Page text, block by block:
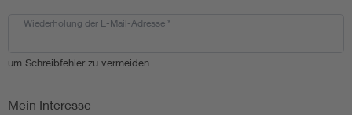
Wiederholung der E-Mail-Adresse *
um Schreibfehler zu vermeiden
Mein Interesse